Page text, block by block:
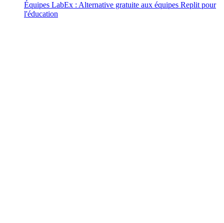
Équipes LabEx : Alternative gratuite aux équipes Replit pour
l'éducation